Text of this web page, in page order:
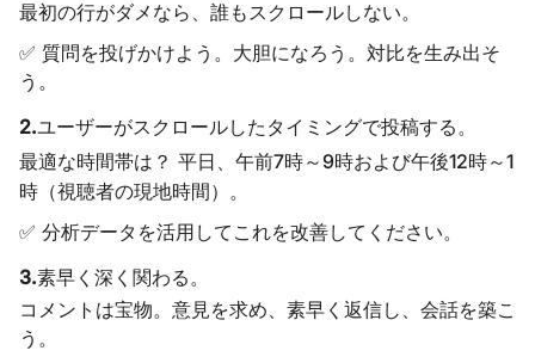
最初の行がダメなら、誰もスクロールしない。
✅ 質問を投げかけよう。大胆になろう。対比を生み出そ
う。
2.ユーザーがスクロールしたタイミングで投稿する。
最適な時間帯は？ 平日、 午前7時～9時および午後12時～1
時 （視聴者の現地時間）。
✅ 分析データを活用してこれを改善してください。
3.素早く深く関わる。
コメントは宝物。意見を求め、素早く返信し、会話を築こ
う。